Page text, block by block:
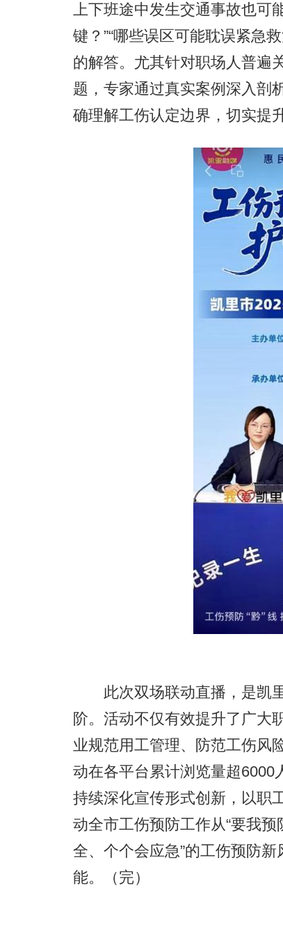
上下班途中发生交通事故也可
键？”“哪些误区可能耽误紧急
的解答。尤其针对职场人普遍
题，专家通过真实案例深入剖
确理解工伤认定边界，切实提
此次双场联动直播，是凯里
阶。活动不仅有效提升了广大
业规范用工管理、防范工伤风
动在各平台累计浏览量超6000
持续深化宣传形式创新，以职
动全市工伤预防工作从“要我预
全、个个会应急”的工伤预防
能。（完）